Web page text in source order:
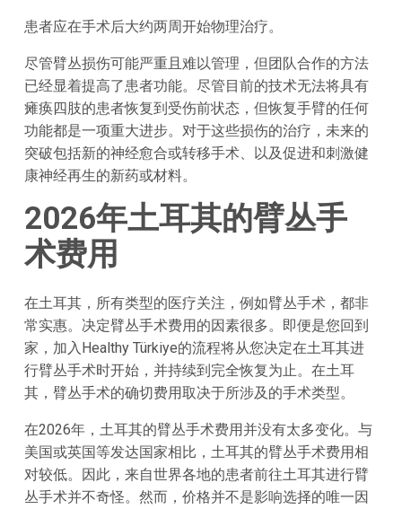
患者应在手术后大约两周开始物理治疗。
尽管臂丛损伤可能严重且难以管理，但团队合作的方法
已经显着提高了患者功能。尽管目前的技术无法将具有
瘫痪四肢的患者恢复到受伤前状态，但恢复手臂的任何
功能都是一项重大进步。对于这些损伤的治疗，未来的
突破包括新的神经愈合或转移手术、以及促进和刺激健
康神经再生的新药或材料。
2026年土耳其的臂丛手
术费用
在土耳其，所有类型的医疗关注，例如臂丛手术，都非
常实惠。决定臂丛手术费用的因素很多。即便是您回到
家，加入Healthy Türkiye的流程将从您决定在土耳其进
行臂丛手术时开始，并持续到完全恢复为止。在土耳
其，臂丛手术的确切费用取决于所涉及的手术类型。
在2026年，土耳其的臂丛手术费用并没有太多变化。与
美国或英国等发达国家相比，土耳其的臂丛手术费用相
对较低。因此，来自世界各地的患者前往土耳其进行臂
丛手术并不奇怪。然而，价格并不是影响选择的唯一因